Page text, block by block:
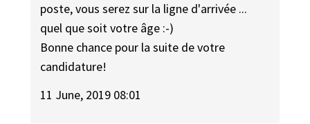
poste, vous serez sur la ligne d'arrivée ...
quel que soit votre âge :-)
Bonne chance pour la suite de votre
candidature!
11 June, 2019 08:01